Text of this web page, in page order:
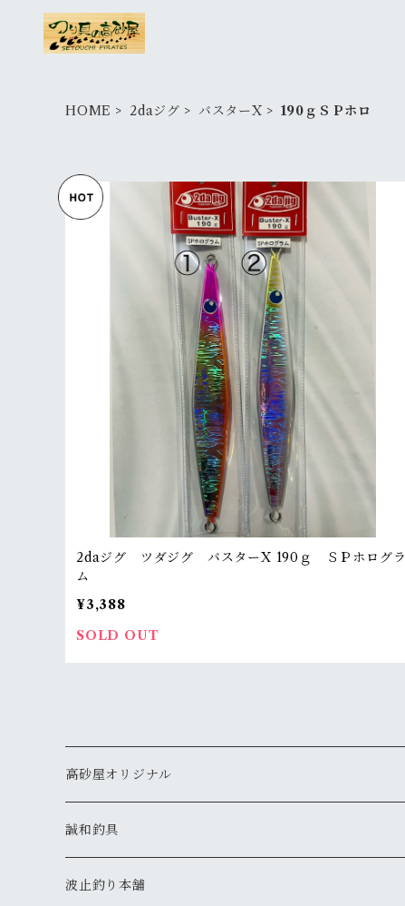
HOME 2daジグ バスターX 190ｇＳＰホロ
2daジグ ツダジグ バスターX 190ｇ ＳＰホログラ
ム
¥3,388
SOLD OUT
高砂屋オリジナル
鯛
鯛ラバ 遊漁船シリーズ（カーリー）
タコ
誠和釣具
竿
波止釣り本舗